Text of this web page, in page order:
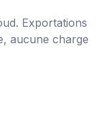
Exportations
aucune charge